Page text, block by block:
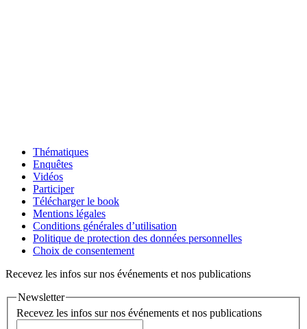
Thématiques
Enquêtes
Vidéos
Participer
Télécharger le book
Mentions légales
Conditions générales d’utilisation
Politique de protection des données personnelles
Choix de consentement
Recevez les infos sur nos événements et nos publications
Newsletter
Recevez les infos sur nos événements et nos publications